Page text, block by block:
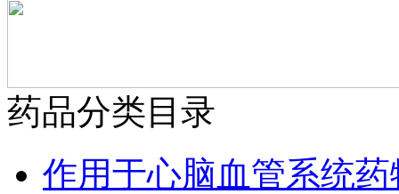
药品分类目录
作用于心脑血管系统药